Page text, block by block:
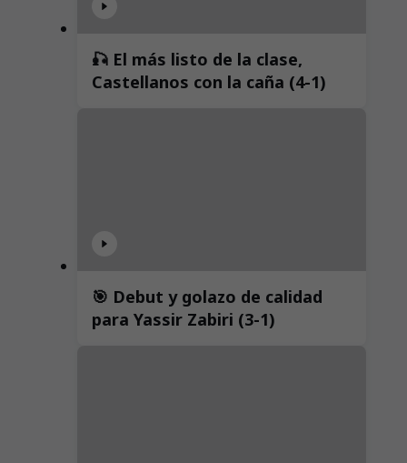
🎣 El más listo de la clase,
Castellanos con la caña (4-1)
🎯 Debut y golazo de calidad
para Yassir Zabiri (3-1)